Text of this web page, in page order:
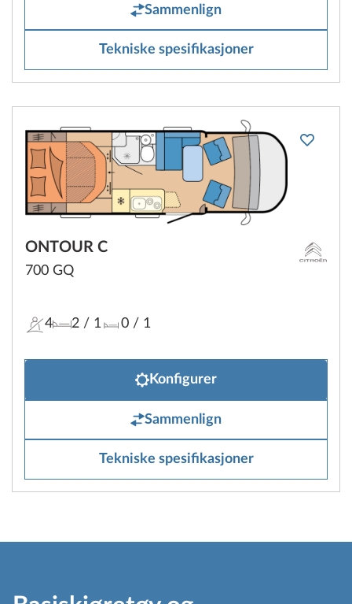
Sammenlign
Tekniske spesifikasjoner
ONTOUR C
700 GQ
4 2 / 1 0/ 1
Konfigurer
Sammenlign
Tekniske spesifikasjoner